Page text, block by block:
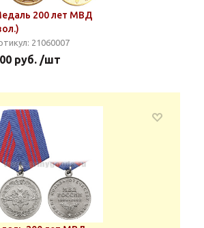
200 лет МВД
21060007
руб. /шт